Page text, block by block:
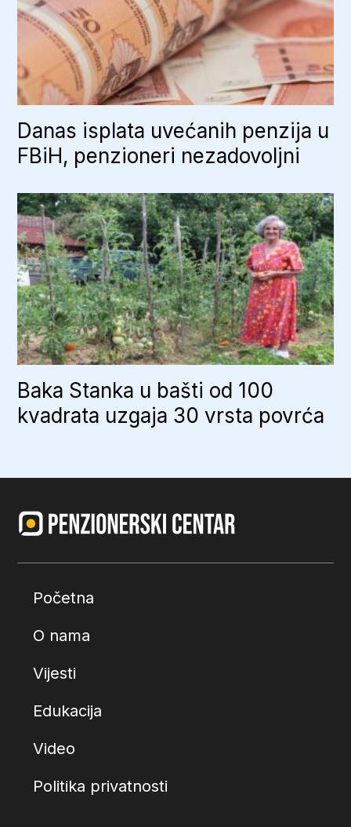
Danas isplata uvećanih penzija u
FBiH, penzioneri nezadovoljni
Baka Stanka u bašti od 100
kvadrata uzgaja 30 vrsta povrća
Početna
O nama
Vijesti
Edukacija
Video
Politika privatnosti